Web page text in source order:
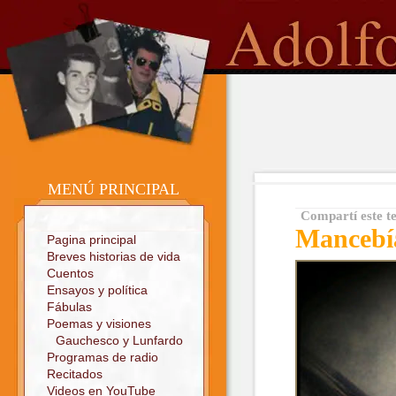
Sitio oficial
MENÚ PRINCIPAL
Pagina principal
Breves historias de vida
Cuentos
Ensayos y política
Fábulas
Poemas y visiones
Gauchesco y Lunfardo
Programas de radio
Recitados
Videos en YouTube
Compartí este